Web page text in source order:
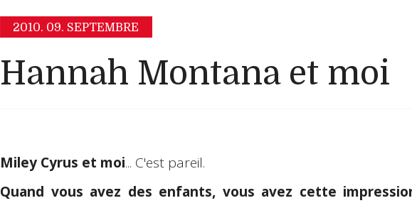
2010. 09. SEPTEMBRE
Hannah Montana et moi
Miley Cyrus et moi... C'est pareil.
Quand vous avez des enfants, vous avez cette